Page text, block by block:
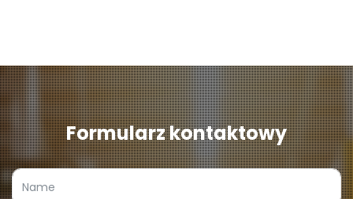
Formularz kontaktowy